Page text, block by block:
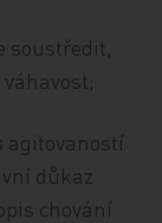
soustředit,
agitovaností
důkaz
chování